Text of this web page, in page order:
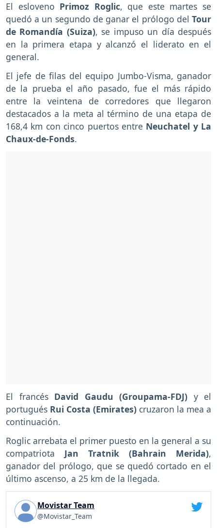
El esloveno Primoz Roglic, que este martes se
quedó a un segundo de ganar el prólogo del Tour
de Romandía (Suiza), se impuso un día después
en la primera etapa y alcanzó el liderato en el
general.
El jefe de filas del equipo Jumbo-Visma, ganador
de la prueba el año pasado, fue el más rápido
entre la veintena de corredores que llegaron
destacados a la meta al término de una etapa de
168,4 km con cinco puertos entre Neuchatel y La
Chaux-de-Fonds.
El francés David Gaudu (Groupama-FDJ) y el
portugués Rui Costa (Emirates) cruzaron la mea a
continuación.
Roglic arrebata el primer puesto en la general a su
compatriota Jan Tratnik (Bahrain Merida),
ganador del prólogo, que se quedó cortado en el
último ascenso, a 25 km de la llegada.
Movistar Team
@Movistar_Team